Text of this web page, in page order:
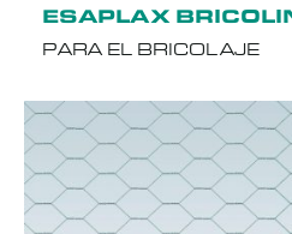
ESAPLAX
PARA EL BRICOLAJE